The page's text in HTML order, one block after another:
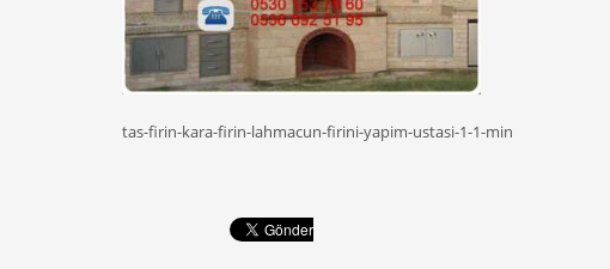
tas-firin-kara-firin-lahmacun-firini-yapim-ustasi-1-1-min